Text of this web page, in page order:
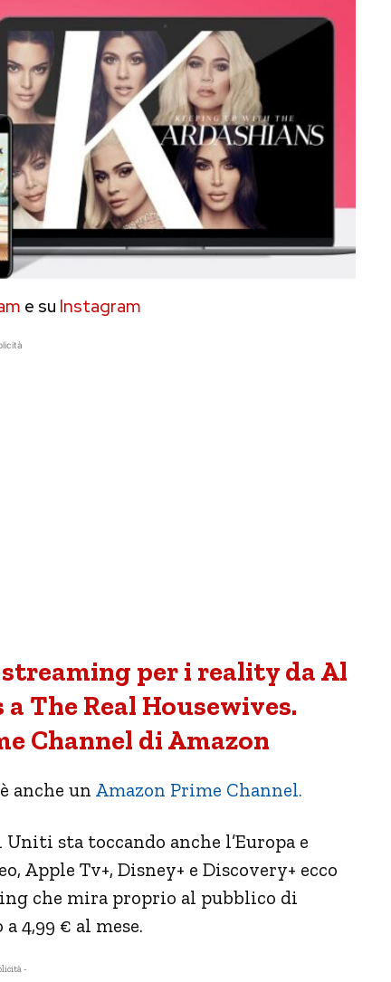
e su Instagram
per i reality da Al
The Real Housewives.
Channel di Amazon
anche un Amazon Prime Channel.
sta toccando anche l’Europa e
Apple Tv+, Disney+ e Discovery+ ecco
che mira proprio al pubblico di
4,99 € al mese.
-